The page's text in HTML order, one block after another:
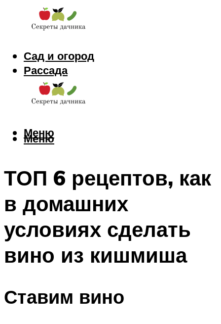
Сад и огород
Рассада
Цветы
Заготовки
Меню
Меню
ТОП 6 рецептов, как
в домашних
условиях сделать
вино из кишмиша
Ставим вино